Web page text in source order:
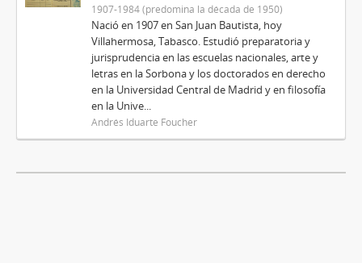
1907-1984 (predomina la década de 1950)
Nació en 1907 en San Juan Bautista, hoy
Villahermosa, Tabasco. Estudió preparatoria y
jurisprudencia en las escuelas nacionales, arte y
letras en la Sorbona y los doctorados en derecho
en la Universidad Central de Madrid y en filosofía
en la Unive...
Andrés Iduarte Foucher